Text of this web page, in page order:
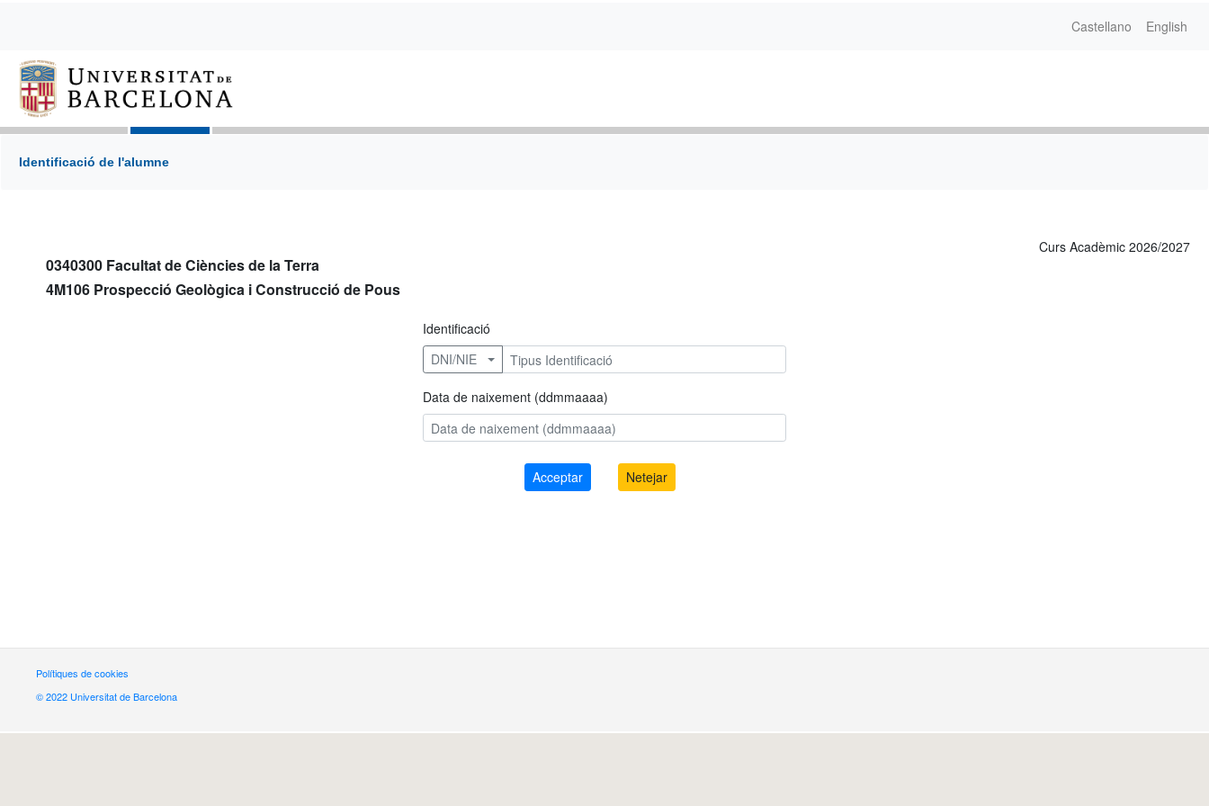
Castellano English
Identificació de l'alumne
Curs Acadèmic 2026/2027
0340300 Facultat de Ciències de la Terra
4M106 Prospecció Geològica i Construcció de Pous
Identificació
DNI/NIE
Data de naixement (ddmmaaaa)
Polítiques de cookies
© 2022 Universitat de Barcelona